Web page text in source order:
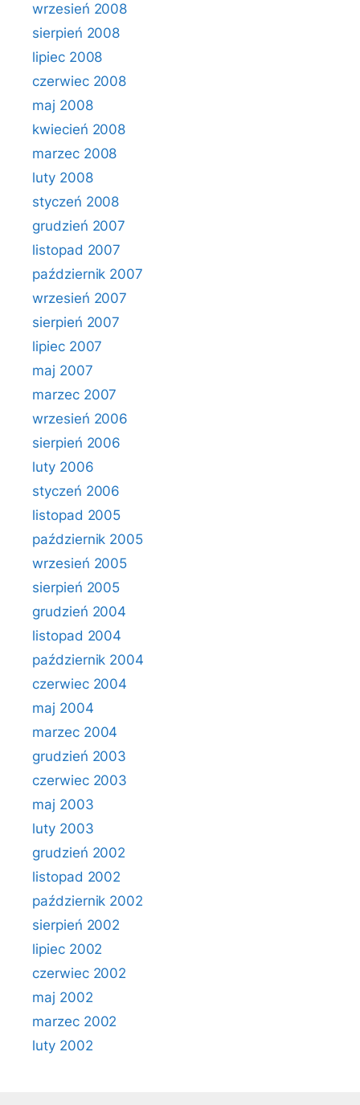
wrzesień 2008
sierpień 2008
lipiec 2008
czerwiec 2008
maj 2008
kwiecień 2008
marzec 2008
luty 2008
styczeń 2008
grudzień 2007
listopad 2007
październik 2007
wrzesień 2007
sierpień 2007
lipiec 2007
maj 2007
marzec 2007
wrzesień 2006
sierpień 2006
luty 2006
styczeń 2006
listopad 2005
październik 2005
wrzesień 2005
sierpień 2005
grudzień 2004
listopad 2004
październik 2004
czerwiec 2004
maj 2004
marzec 2004
grudzień 2003
czerwiec 2003
maj 2003
luty 2003
grudzień 2002
listopad 2002
październik 2002
sierpień 2002
lipiec 2002
czerwiec 2002
maj 2002
marzec 2002
luty 2002